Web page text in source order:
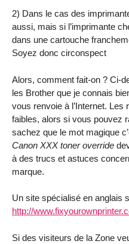
2) Dans le cas des
aussi, mais si l’imprimante
dans une cartouche
Soyez donc circonspect
Alors, comment fait-on ? Ci-
les Brother que je connais
vous renvoie à l’Internet.
faibles, alors si vous pouvez
sachez que le mot magique
Canon XXX toner override
à des trucs et astuces
marque.
Un site spécialisé en anglais
http://
Si des visiteurs de la Zone